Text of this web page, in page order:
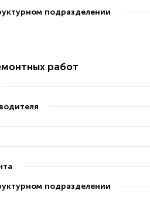
подразделении
работ
подразделении